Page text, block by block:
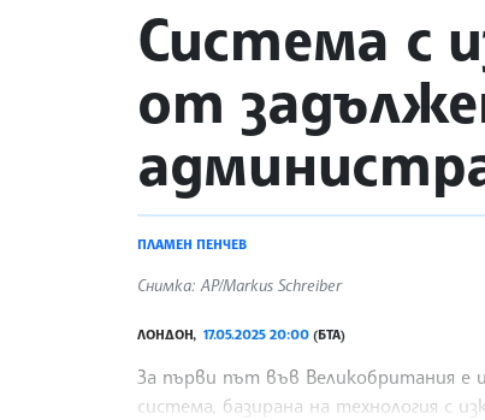
site.bta
Система с
от
ПЛАМЕН ПЕНЧЕВ
Снимка: AP/Markus Schreiber
ЛОНДОН, 17.05.2025 20:00 (БТА)
За първи път във Великобритания е
система, базирана на технология с